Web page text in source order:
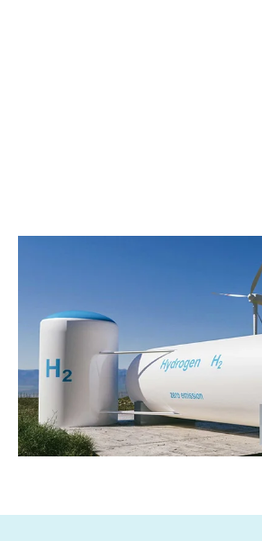
Waterstof is een duurzame
temperaturen, mobiliteit en
met de benodigde waterkwaliteit
en efficiënte toepassing.
Alles over water voor waterstof